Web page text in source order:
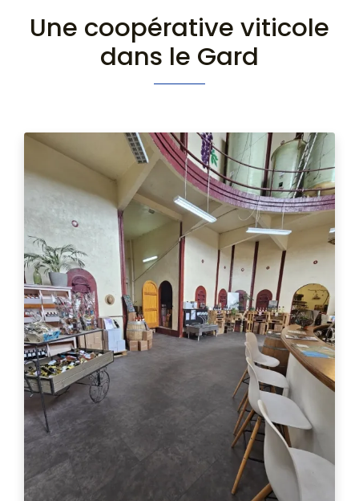
Une coopérative viticole
dans le Gard